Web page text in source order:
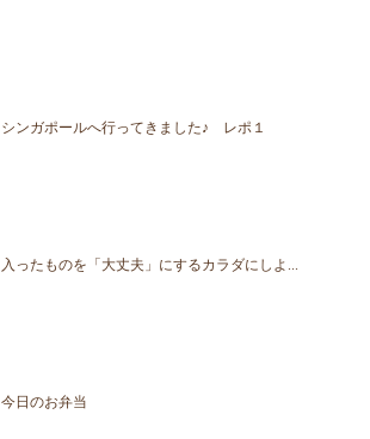
シンガポールへ行ってきました♪ レポ１
入ったものを「大丈夫」にするカラダにしよ...
今日のお弁当